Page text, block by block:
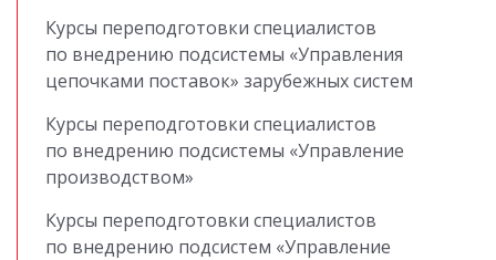
Курсы переподготовки специалистов
по внедрению подсистемы «Управления
цепочками поставок» зарубежных систем
Курсы переподготовки специалистов
по внедрению подсистемы «Управление
производством»
Курсы переподготовки специалистов
по внедрению подсистем «Управление